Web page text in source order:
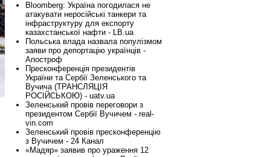
Bloomberg: Україна погодилася не
атакувати неросійські танкери та
інфраструктуру для експорту
казахстанської нафти - LB.ua
Польська влада назвала популізмом
заяви про депортацію українців -
Апостроф
Пресконференція президентів
України та Сербії Зеленського та
Вучича (ТРАНСЛЯЦІЯ
РОСІЙСЬКОЮ) - uatv.ua
Зеленський провів переговори з
президентом Сербії Вучичем - real-
vin.com
Зеленський провів пресконференцію
з Вучичем - 24 Канал
«Мадяр» заявив про ураження 12